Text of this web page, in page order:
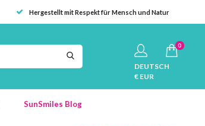
Hergestellt mit Respekt für Mensch und Natur
0
DEUTSCH
€ EUR
SunSmiles Blog